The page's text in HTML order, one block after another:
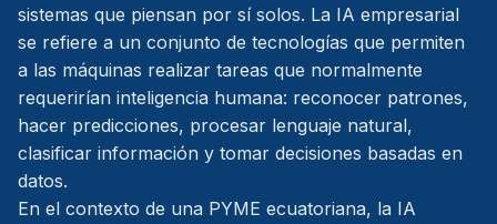
sistemas que piensan por sí solos. La IA empresarial
se refiere a un conjunto de tecnologías que permiten
a las máquinas realizar tareas que normalmente
requerirían inteligencia humana: reconocer patrones,
hacer predicciones, procesar lenguaje natural,
clasificar información y tomar decisiones basadas en
datos.
En el contexto de una PYME ecuatoriana, la IA